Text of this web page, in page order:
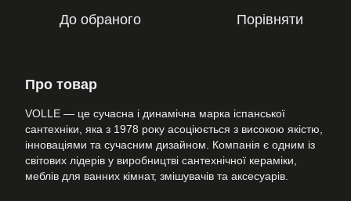
До обраного Порівняти
Про товар
VOLLE — це сучасна і динамічна марка іспанської
сантехніки, яка з 1978 року асоціюється з високою якістю,
інноваціями та сучасним дизайном. Компанія є одним із
світових лідерів у виробництві сантехнічної кераміки,
меблів для ванних кімнат, змішувачів та аксесуарів.